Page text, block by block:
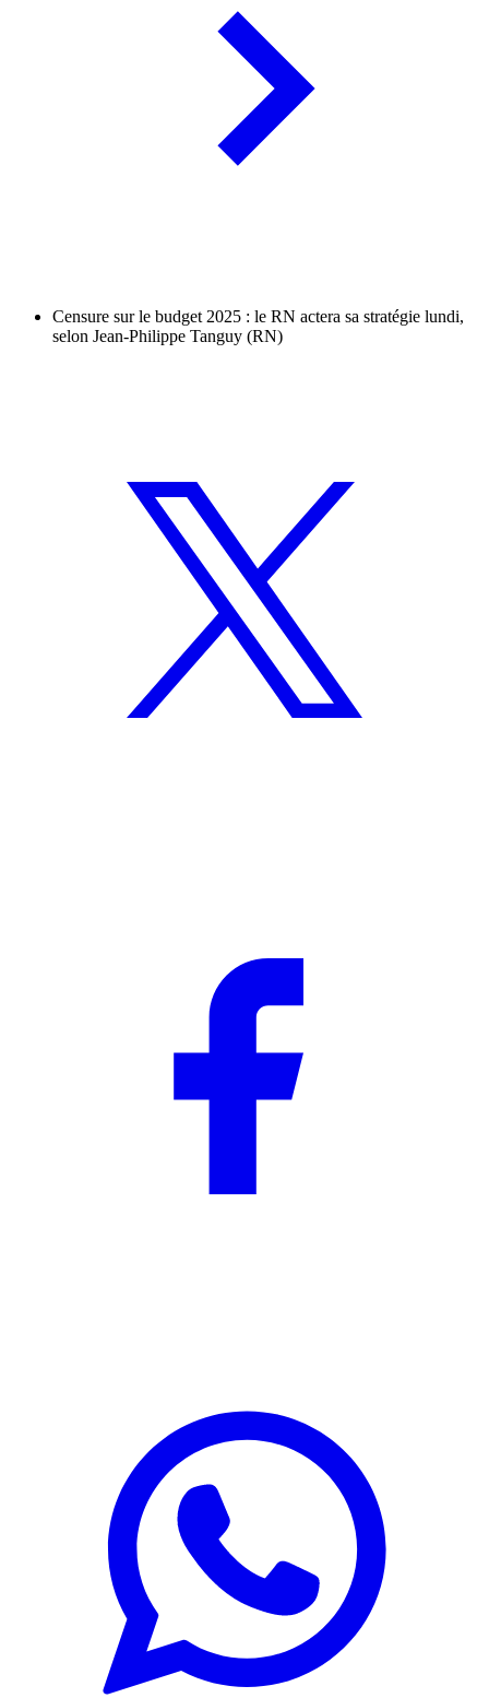
Censure sur le budget 2025 : le RN actera sa stratégie lundi,
selon Jean-Philippe Tanguy (RN)